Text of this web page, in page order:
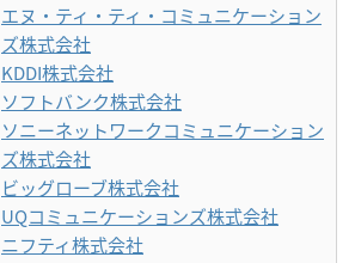
エヌ・ティ・ティ・コミュニケーション
ズ株式会社
KDDI株式会社
ソフトバンク株式会社
ソニーネットワークコミュニケーション
ズ株式会社
ビッグローブ株式会社
UQコミュニケーションズ株式会社
ニフティ株式会社